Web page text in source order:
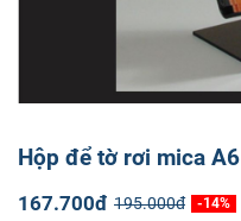
Hộp để tờ rơi mica A6
167.700đ 195.000đ -14%